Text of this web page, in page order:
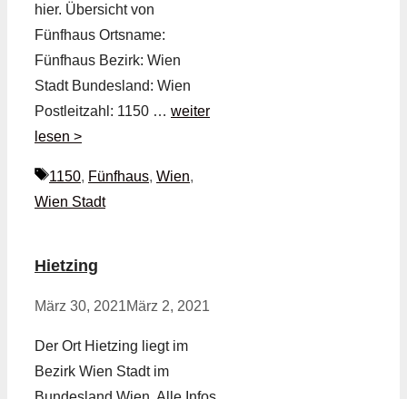
hier. Übersicht von
Fünfhaus Ortsname:
Fünfhaus Bezirk: Wien
Stadt Bundesland: Wien
Postleitzahl: 1150 … weiter
lesen >
Schlagwörter
1150, Fünfhaus, Wien,
Wien Stadt
Hietzing
März 30, 2021März 2, 2021
Der Ort Hietzing liegt im
Bezirk Wien Stadt im